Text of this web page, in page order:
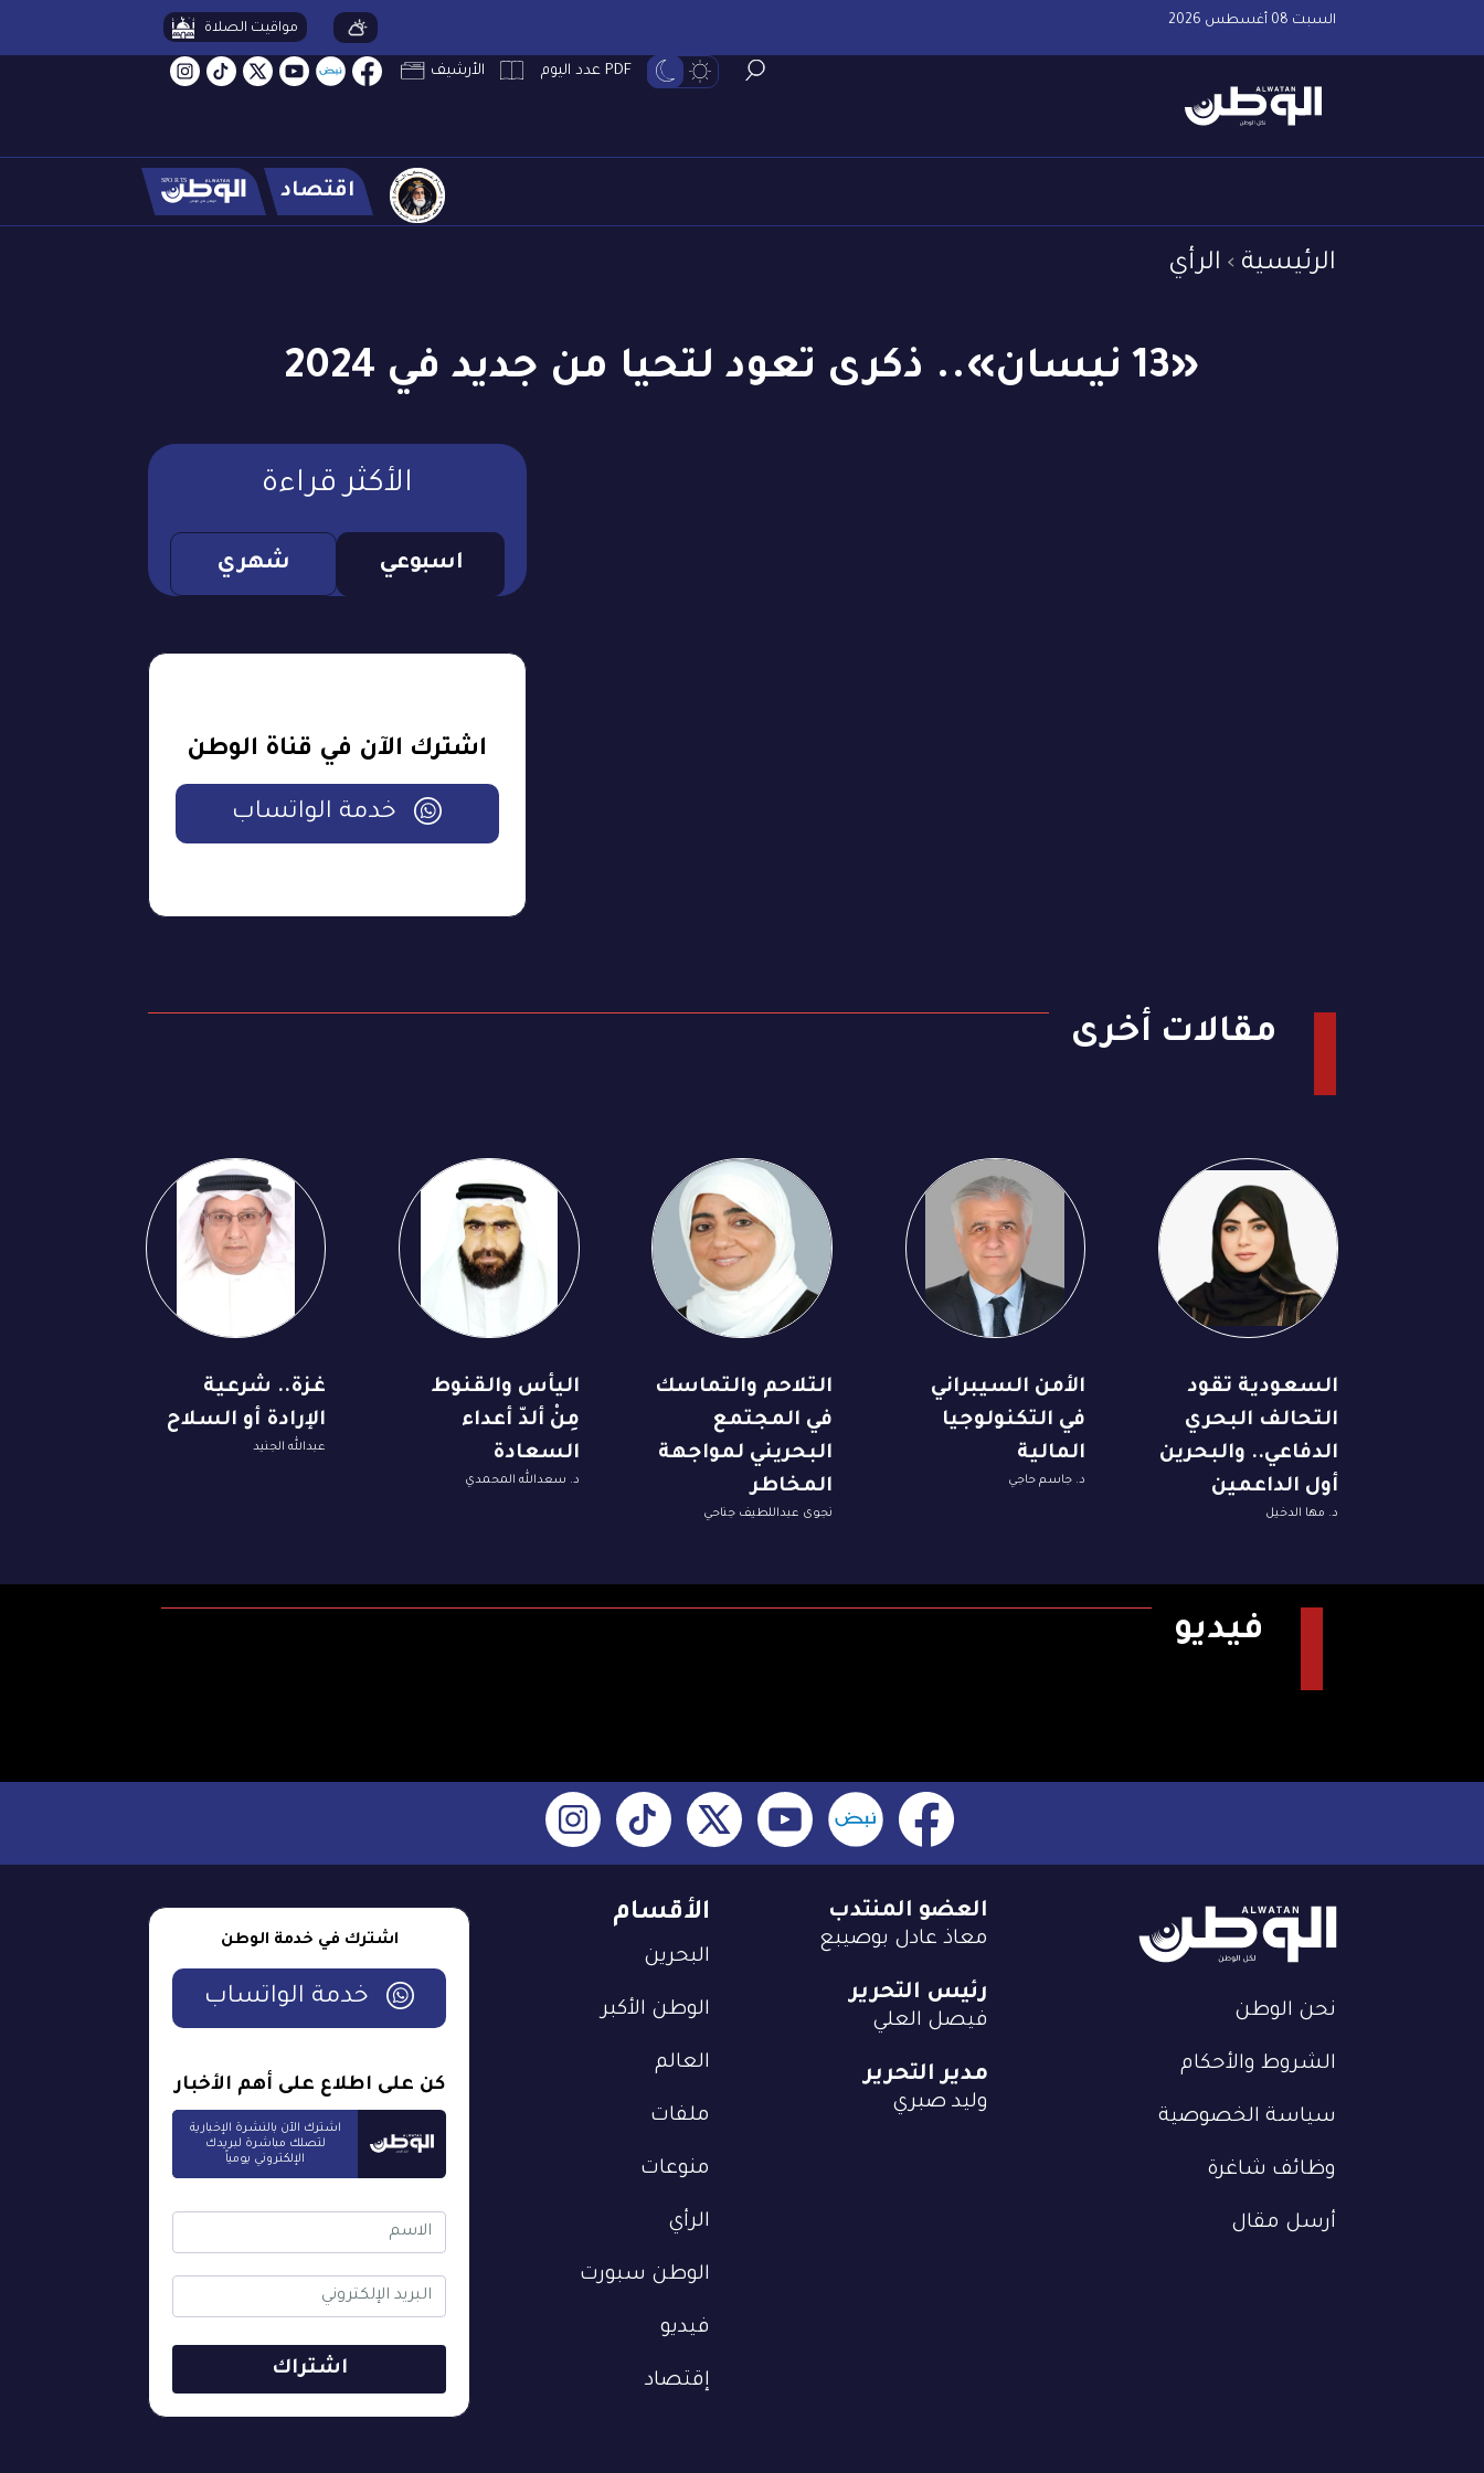
السبت 08 أغسطس 2026 مواقيت الصلاة
PDF عدد اليوم الأرشيف
اقتصاد
الرئيسية الرأي
«13 نيسان».. ذكرى تعود لتحيا من جديد في 2024
الأكثر قراءة
اسبوعي شهري
اشترك الآن في قناة الوطن
خدمة الواتساب
مقالات أخرى
السعودية تقود
التحالف البحري
الدفاعي.. والبحرين
أول الداعمين
د. مها الدخيل
الأمن السيبراني
في التكنولوجيا
المالية
د. جاسم حاجي
التلاحم والتماسك
في المجتمع
البحريني لمواجهة
المخاطر
نجوى عبداللطيف جناحي
اليأس والقنوط
مِنْ ألدّ أعداء
السعادة
د. سعدالله المحمدي
غزة.. شرعية
الإرادة أو السلاح
عبدالله الجنيد
فيديو
نحن الوطن
الشروط والأحكام
سياسة الخصوصية
وظائف شاغرة
أرسل مقال
الأقسام
البحرين
الوطن الأكبر
العالم
ملفات
منوعات
الرأي
الوطن سبورت
فيديو
إقتصاد
العضو المنتدب
معاذ عادل بوصيبع
رئيس التحرير
فيصل العلي
مدير التحرير
وليد صبري
اشترك في خدمة الوطن
خدمة الواتساب
كن على اطلاع على أهم الأخبار
اشترك الآن بالنشرة الإخبارية
لتصلك مباشرة لبريدك
الإلكتروني يومياً
اشتراك